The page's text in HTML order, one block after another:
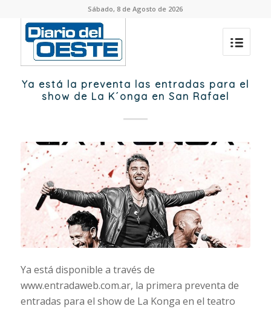
Sábado, 8 de Agosto de 2026
Ya está la preventa las entradas para el
show de La K´onga en San Rafael
Ya está disponible a través de
www.entradaweb.com.ar, la primera preventa de
entradas para el show de La Konga en el teatro